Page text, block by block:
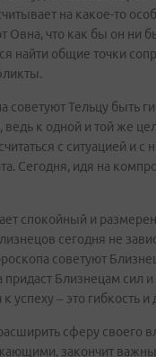
на какое-то
что как бы он ни
найти общие точки
советуют Тельцу быть
ведь к одной и той же
с ситуацией и
Сегодня, идя на
спокойный и
сегодня не
советуют
Близнецам сил и
– это гибкость и
сферу своего
закончит